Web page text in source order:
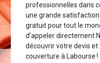
professionnelles dans
une grande
gratuit pour tout le
d’appeler directement
découvrir votre devis
couverture à Labourse !